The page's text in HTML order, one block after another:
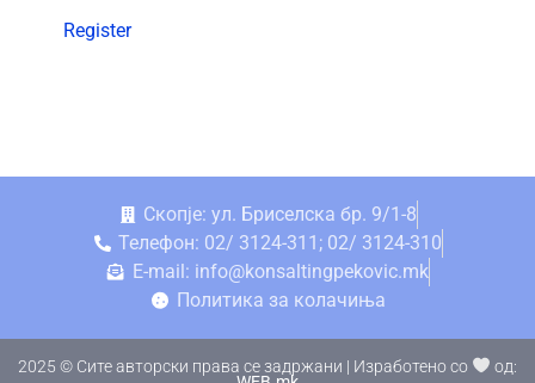
Register
Скопје: ул. Бриселска бр. 9/1-8
Телефон: 02/ 3124-311; 02/ 3124-310
E-mail: info@konsaltingpekovic.mk
Политика за колачиња
2025 © Сите авторски права се задржани | Изработено со
од: